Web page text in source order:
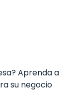
Aprenda a
su negocio